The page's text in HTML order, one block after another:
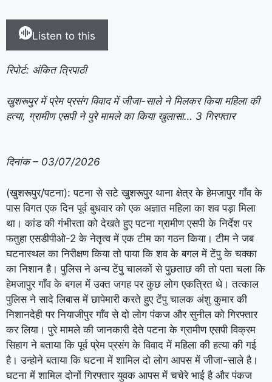
Listen to this
रिपोर्ट: अंकित त्रिपाठी
खुशरूपुर में प्रेम प्रसंग विवाद में जीजा-साले ने मिलकर किया महिला की
हत्या, ग्रामीण एसपी ने पुरे मामले का किया खुलासा… 3 गिरफ्तार
दिनांक – 03/07/2026
(खुशरूपुर/पटना): पटना से सटे खुशरूपुर थाना क्षेत्र के हेमजापुर गाँव के
पास विगत एक दिन पूर्व बुधवार को एक अज्ञात महिला का शव पड़ा मिला
था। कांड की गंभीरता को देखते हुए पटना ग्रामीण एसपी के निर्देश पर
फतुहा एसडीपीओ-2 के नेतृत्व में एक टीम का गठन किया। टीम ने जब
घटनास्थल का निरीक्षण किया तो पाया कि शव के बगल में टेंपु के चक्का
का निशान है। पुलिस ने अन्य टेंपु चालकों से पुछताछ की तो पता चला कि
हेमजापुर गाँव के बगल में उक्त जगह पर कुछ लोग एकत्रित थे। तत्काल
पुलिस ने सादे लिबास में छापेमारी करते हुए टेंपु चालक अंशु कुमार की
निशानदेही पर नियाजीपुर गाँव से दो लोग पंकज और सुनील को गिरफ्तार
कर लिया। पुरे मामले की जानकारी देते पटना के ग्रामीण एसपी विक्रम
सिहाग ने बताया कि पूर्व प्रेम प्रसंग के विवाद में महिला की हत्या की गई
है। उन्होने बताया कि घटना में शामिल दो लोग आपस में जीजा-साले है।
घटना में शामिल दोनों गिरफ्तार युवक आपस में चचेरे भाई है और पंकज